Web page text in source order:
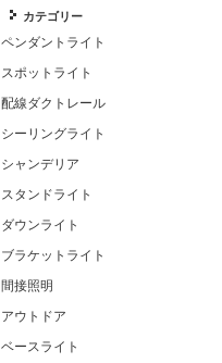
カテゴリー
ペンダントライト
スポットライト
配線ダクトレール
シーリングライト
シャンデリア
スタンドライト
ダウンライト
ブラケットライト
間接照明
アウトドア
ベースライト